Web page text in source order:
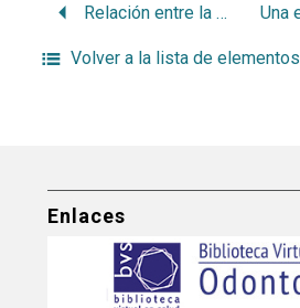
Relación entre la utilización de dentífricos fluorados y el índice CEOD en niños de 2 a 5 años de Montevideo, Uruguay
Volver a la lista de elementos
Enlaces